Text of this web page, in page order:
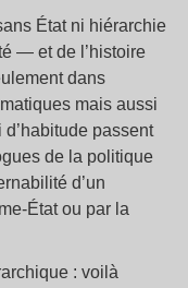
État ni hiérarchie
— et de l’histoire
dans
mais aussi
passent
de la politique
d’un
État ou par la
: voilà